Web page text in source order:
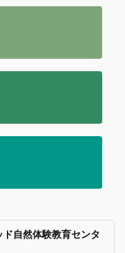
自然体験教育センタ